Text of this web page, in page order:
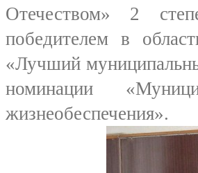
Отечеством» 2
победителем в
«Лучший
номинации
жизнеобеспечения».